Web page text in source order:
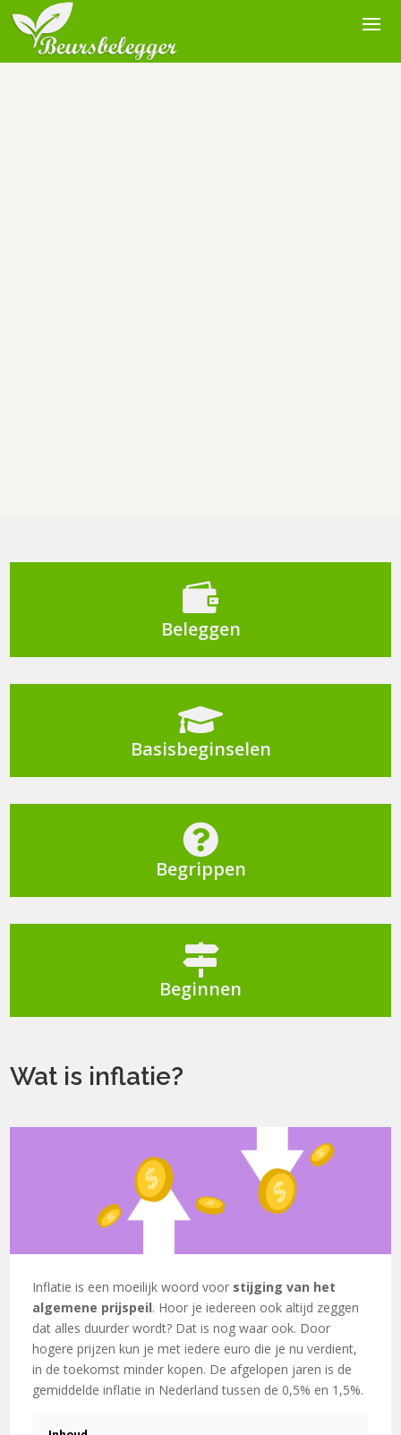

Beleggen

Basisbeginselen

Begrippen

Beginnen
Wat is inflatie?
Inflatie is een moeilijk woord voor stijging van het
algemene prijspeil. Hoor je iedereen ook altijd zeggen
dat alles duurder wordt? Dat is nog waar ook. Door
hogere prijzen kun je met iedere euro die je nu verdient,
in de toekomst minder kopen. De afgelopen jaren is de
gemiddelde inflatie in Nederland tussen de 0,5% en 1,5%.